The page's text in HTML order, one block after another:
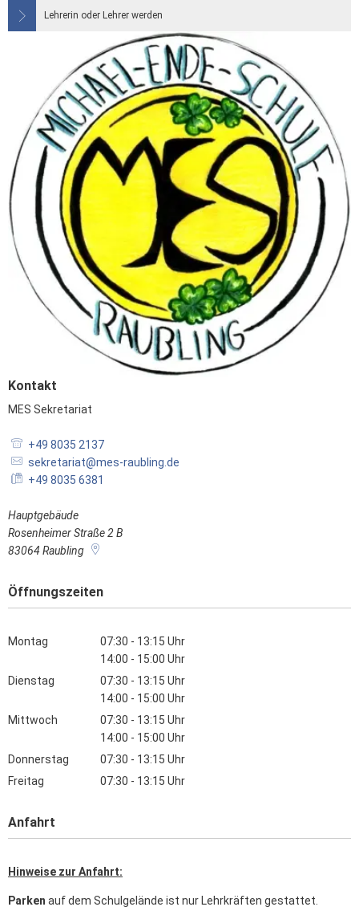
Lehrerin oder Lehrer werden
Kontakt
MES Sekretariat
+49 8035 2137
sekretariat@mes-raubling.de
+49 8035 6381
Hauptgebäude
Rosenheimer Straße 2 B
83064 Raubling
Öffnungszeiten
Montag 07:30 - 13:15 Uhr
Von 07:30 bis 13:15 Uhr
14:00 - 15:00 Uhr
Von 14:00 bis 15:00 Uhr
Dienstag 07:30 - 13:15 Uhr
Von 07:30 bis 13:15 Uhr
14:00 - 15:00 Uhr
Von 14:00 bis 15:00 Uhr
Mittwoch 07:30 - 13:15 Uhr
Von 07:30 bis 13:15 Uhr
14:00 - 15:00 Uhr
Von 14:00 bis 15:00 Uhr
Donnerstag 07:30 - 13:15 Uhr
Von 07:30 bis 13:15 Uhr
Freitag 07:30 - 13:15 Uhr
Anfahrt
Hinweise zur Anfahrt:
Parken auf dem Schulgelände ist nur Lehrkräften gestattet.